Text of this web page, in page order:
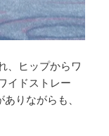
、ヒップからワ
イドストレー
りながらも、